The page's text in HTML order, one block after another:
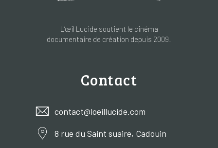
L’œil Lucide soutient le cinéma
documentaire de création depuis 2009.
Contact
contact@loeillucide.com
8 rue du Saint suaire, Cadouin